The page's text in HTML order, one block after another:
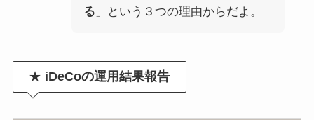
る 」という３つの理由からだよ。
★ iDeCoの運用結果報告